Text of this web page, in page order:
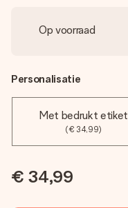
Op voorraad
Personalisatie
Met bedrukt etiket
(€ 34,99)
€ 34,99